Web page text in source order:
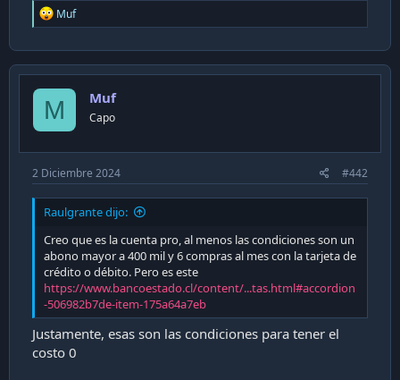
R
e
c
t
o
n
Muf
M Muf
Capo
2 Diciembre 2024 #442
Raulgrante dijo:
Creo que es la cuenta pro, al menos las condiciones son un
abono mayor a 400 mil y 6 compras al mes con la tarjeta de
crédito o débito. Pero es este
https://www.bancoestado.cl/content/...tas.html#accordion
-506982b7de-item-175a64a7eb
Justamente, esas son las condiciones para tener el
costo 0